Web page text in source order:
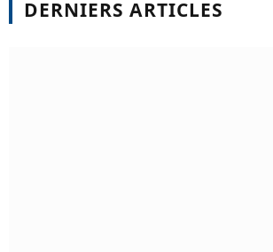
DERNIERS ARTICLES